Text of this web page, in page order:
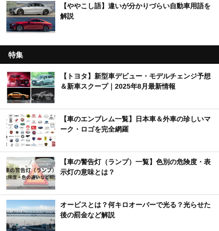
【ややこし語】違いが分かりづらい自動車用語を
解説
特集
【トヨタ】新型車デビュー・モデルチェンジ予想
＆新車スクープ｜2025年8月最新情報
【車のエンブレム一覧】日本車＆外車の珍しいマ
ーク・ロゴを完全網羅
【車の警告灯（ランプ）一覧】色別の危険度・表
示灯の意味とは？
オービスとは？何キロオーバーで光る？光らせた
後の罰金など解説